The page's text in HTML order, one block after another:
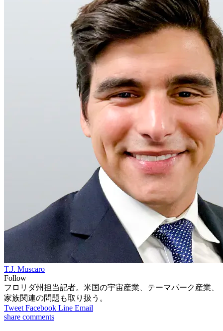
T.J. Muscaro
Follow
フロリダ州担当記者。米国の宇宙産業、テーマパーク産業、
家族関連の問題も取り扱う。
Tweet Facebook Line Email
share comments